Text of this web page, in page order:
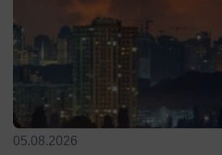
05.08.2026